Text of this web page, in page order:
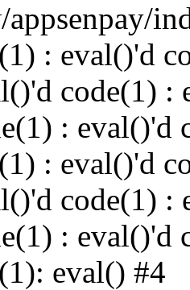
: eval()'d
code(1) :
: eval()'d
: eval()'d
code(1) :
: eval()'d
eval() #4